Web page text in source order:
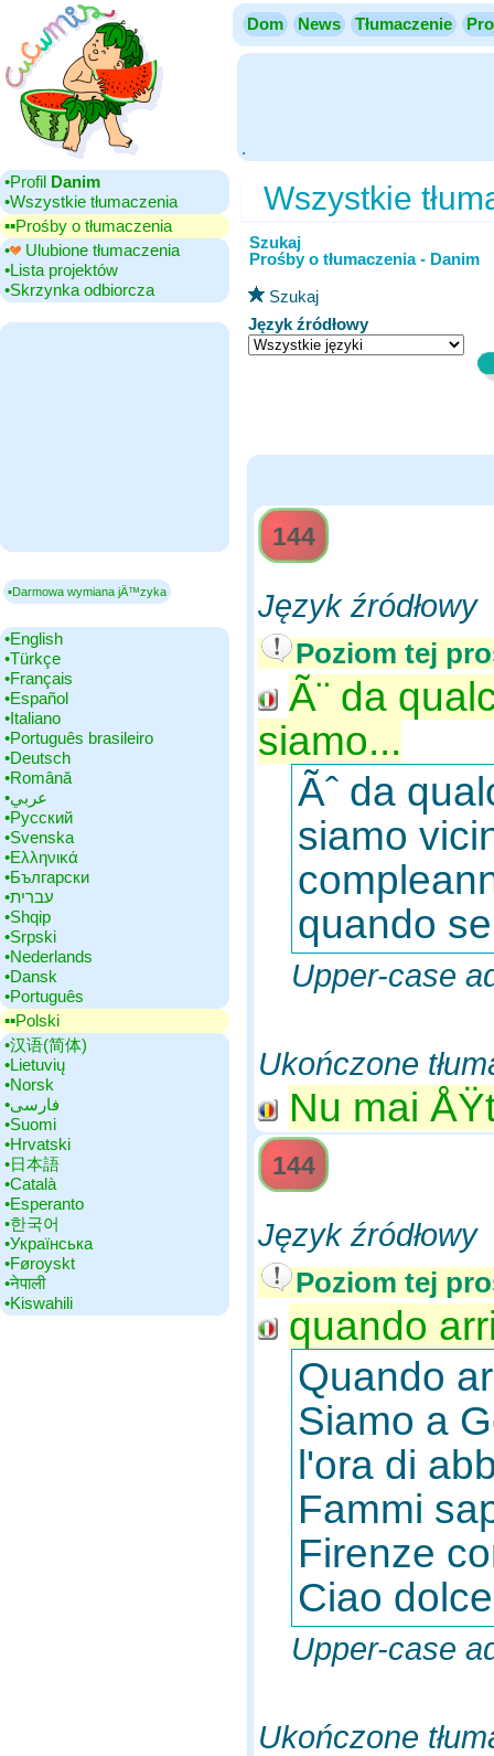
Dom News Tłumaczenie
.
•‎Profil Danim
•‎Wszystkie tłumaczenia
▪▪‎Prośby o tłumaczenia
•‎
Ulubione tłumaczenia
•‎Lista projektów
•‎Skrzynka odbiorcza
▪Darmowa wymiana jÄ™zyka
•‎English
•‎Türkçe
•‎Français
•‎Español
•‎Italiano
•‎Português brasileiro
•‎Deutsch
•‎Română
•‎عربي
•‎Русский
•‎Svenska
•‎Ελληνικά
•‎Български
•‎עברית
•‎Shqip
•‎Srpski
•‎Nederlands
•‎Dansk
•‎Português
▪▪‎Polski
•‎汉语(简体)
•‎Lietuvių
•‎Norsk
•‎فارسی
•‎Suomi
•‎Hrvatski
•‎日本語
•‎Català
•‎Esperanto
•‎한국어
•‎Українська
•‎Føroyskt
•‎नेपाली
•‎Kiswahili
Wszystkie
Szukaj
Prośby o tłumaczenia - Danim
Szukaj
Język źródłowy
144
Język źródłowy
Poziom tej
Ã¨ da
siamo...
Ãˆ da
siamo
quando
Upper-case
Ukończone
Nu mai
144
Język źródłowy
Poziom tej
quando
Quando
Siamo a
l'ora di
Fammi
Firenze
Ciao
Upper-case
Ukończone